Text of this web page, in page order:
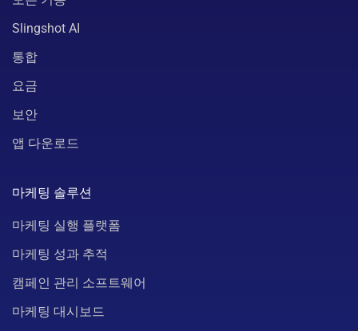
Slingshot AI
통합
요금
보안
앱 다운로드
마케팅 솔루션
마케팅 실행 플랫폼
마케팅 성과 추적
캠페인 관리 소프트웨어
마케팅 대시보드